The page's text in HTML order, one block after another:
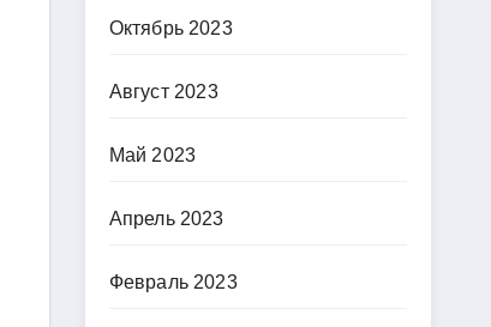
Октябрь 2023
Август 2023
Май 2023
Апрель 2023
Февраль 2023